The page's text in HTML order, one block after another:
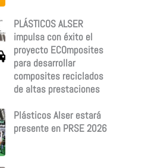
PLÁSTICOS ALSER
impulsa con éxito el
proyecto ECOmposites
para desarrollar
composites reciclados
de altas prestaciones
Plásticos Alser estará
presente en PRSE 2026